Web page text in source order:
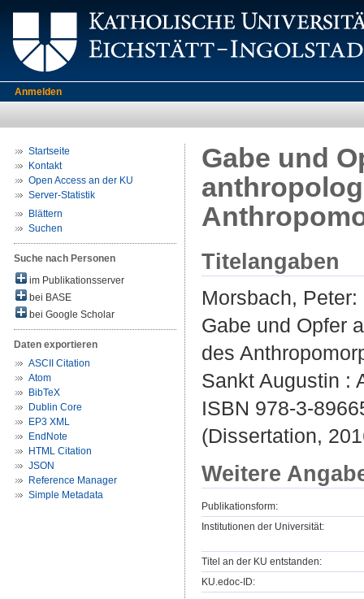
Anmelden
Startseite
Kontakt
Open Access an der KU
Server-Statistik
Blättern
Suchen
Suche nach Personen
im Publikationsserver
bei BASE
bei Google Scholar
Daten exportieren
ASCII Citation
Atom
BibTeX
Dublin Core
EP3 XML
EndNote
HTML Citation
JSON
Reference Manager
Simple Metadata
Gabe und
Titelangaben
Morsbach, Peter:
Gabe und Opfer
des
Sankt Augustin :
ISBN 978-3-
(Dissertation,
Weitere
Publikationsform:
Institutionen der Universität:
Titel an der KU entstanden:
KU.edoc-ID: